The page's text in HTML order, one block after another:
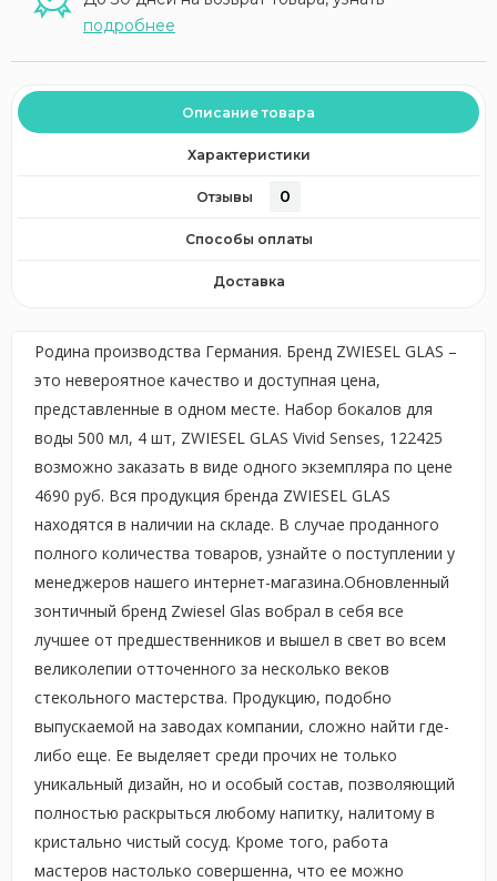
подробнее
Описание товара
Характеристики
Отзывы 0
Способы оплаты
Доставка
Родина производства Германия. Бренд ZWIESEL GLAS –
это невероятное качество и доступная цена,
представленные в одном месте. Набор бокалов для
воды 500 мл, 4 шт, ZWIESEL GLAS Vivid Senses, 122425
возможно заказать в виде одного экземпляра по цене
4690 руб. Вся продукция бренда ZWIESEL GLAS
находятся в наличии на складе. В случае проданного
полного количества товаров, узнайте о поступлении у
менеджеров нашего интернет-магазина.Обновленный
зонтичный бренд Zwiesel Glas вобрал в себя все
лучшее от предшественников и вышел в свет во всем
великолепии отточенного за несколько веков
стекольного мастерства. Продукцию, подобно
выпускаемой на заводах компании, сложно найти где-
либо еще. Ее выделяет среди прочих не только
уникальный дизайн, но и особый состав, позволяющий
полностью раскрыться любому напитку, налитому в
кристально чистый сосуд. Кроме того, работа
мастеров настолько совершенна, что ее можно